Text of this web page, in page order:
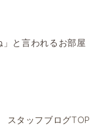
と言われるお部屋
スタッフブログTOP